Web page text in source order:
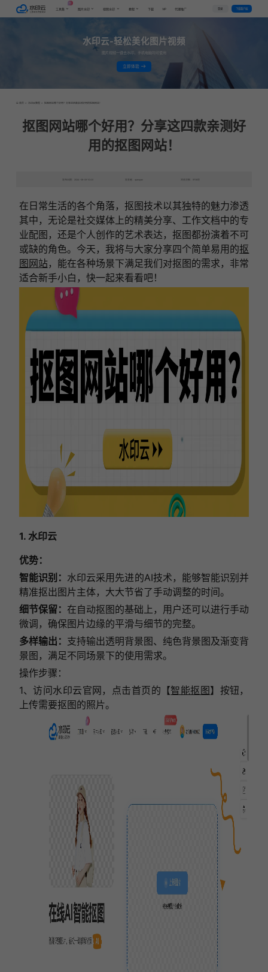
工具集
AI
图片水印 视频水印 教程 下载 VIP 代理推广 登录 下载客户端
水印云-轻松美化图片视频
图片视频一键去水印，手机电脑均可使用
立即体验
首页 > 水印云教程 > 抠图网站哪个好用？分享这四款亲测好用的抠图网站！
抠图网站哪个好用？分享这四款亲测好
用的抠图网站！
发布日期：2024-08-09 10:45 发表者：qianqian 浏览次数：9739次
在日常生活的各个角落，抠图技术以其独特的魅力渗透
其中，无论是社交媒体上的精美分享、工作文档中的专
业配图，还是个人创作的艺术表达，抠图都扮演着不可
或缺的角色。今天，我将与大家分享四个简单易用的抠
图网站，能在各种场景下满足我们对抠图的需求，非常
适合新手小白，快一起来看看吧！
1. 水印云
优势：
智能识别： 水印云采用先进的AI技术，能够智能识别并
精准抠出图片主体，大大节省了手动调整的时间。
细节保留： 在自动抠图的基础上，用户还可以进行手动
微调，确保图片边缘的平滑与细节的完整。
多样输出： 支持输出透明背景图、纯色背景图及渐变背
景图，满足不同场景下的使用需求。
操作步骤：
1、访问水印云官网，点击首页的【智能抠图】按钮，
上传需要抠图的照片。